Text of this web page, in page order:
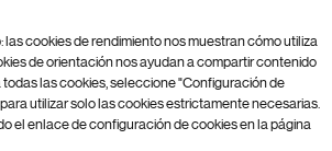
Configuración de cookies Mapa del
cookies de rendimiento nos muestran cómo utiliza
de orientación nos ayudan a compartir contenido
las cookies, seleccione "Configuración de
utilizar solo las cookies estrictamente necesarias.
el enlace de configuración de cookies en la página